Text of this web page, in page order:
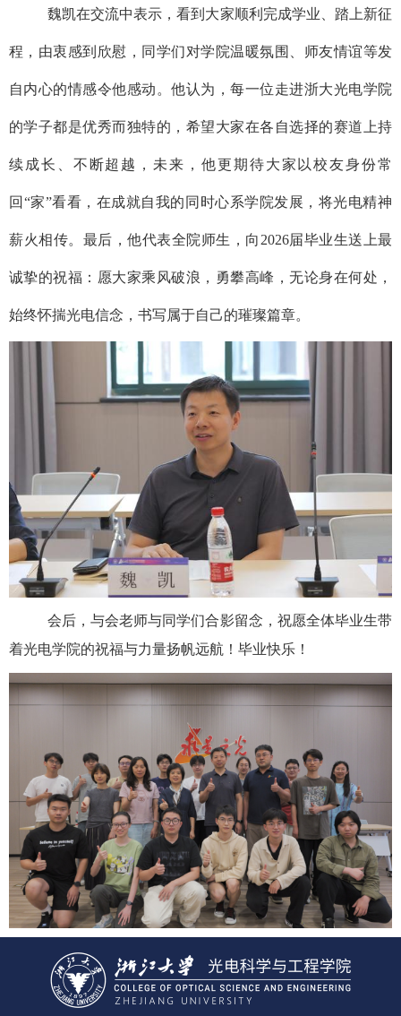
魏凯在交流中表示，看到大家顺利完成学业、踏上新征
程，由衷感到欣慰，同学们对学院温暖氛围、师友情谊等发
自内心的情感令他感动。他认为，每一位走进浙大光电学院
的学子都是优秀而独特的，希望大家在各自选择的赛道上持
续成长、不断超越，未来，他更期待大家以校友身份常
回 “家”看看，在成就自我的同时心系学院发展，将光电精神
薪火相传。最后，他代表全院师生，向2026届毕业生送上最
诚挚的祝福：愿大家乘风破浪，勇攀高峰，无论身在何处，
始终怀揣光电信念，书写属于自己的璀璨篇章。
会后，与会老师与同学们合影留念，祝愿全体毕业生带
着光电学院的祝福与力量扬帆远航！毕业快乐！